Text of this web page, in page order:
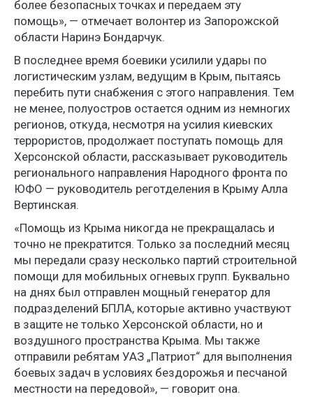
более безопасных точках и передаем эту
помощь», — отмечает волонтер из Запорожской
области Наринэ Бондарчук.
В последнее время боевики усилили удары по
логистическим узлам, ведущим в Крым, пытаясь
перебить пути снабжения с этого направления. Тем
не менее, полуостров остается одним из немногих
регионов, откуда, несмотря на усилия киевских
террористов, продолжает поступать помощь для
Херсонской области, рассказывает руководитель
регионального направления Народного фронта по
ЮФО — руководитель реготделения в Крыму Алла
Вертинская.
«Помощь из Крыма никогда не прекращалась и
точно не прекратится. Только за последний месяц
мы передали сразу несколько партий строительной
помощи для мобильных огневых групп. Буквально
на днях был отправлен мощный генератор для
подразделений БПЛА, которые активно участвуют
в защите не только Херсонской области, но и
воздушного пространства Крыма. Мы также
отправили ребятам УАЗ „Патриот“ для выполнения
боевых задач в условиях бездорожья и песчаной
местности на передовой», — говорит она.